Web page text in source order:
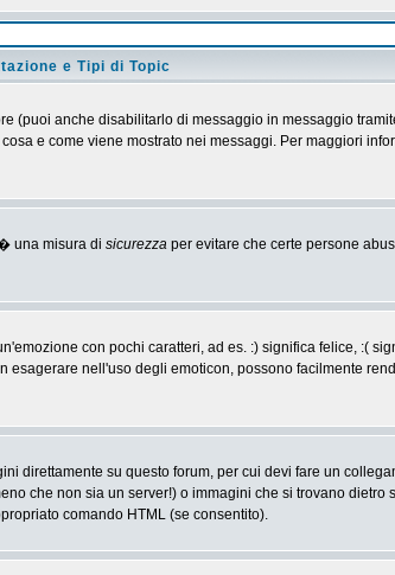
e Tipi di Topic
anche disabilitarlo di messaggio in messaggio
e come viene mostrato nei messaggi. Per maggiori
una misura di sicurezza per evitare che certe persone
con pochi caratteri, ad es. :) significa felice, :(
nell'uso degli emoticon, possono facilmente
su questo forum, per cui devi fare un
che non sia un server!) o immagini che si trovano
comando HTML (se consentito).